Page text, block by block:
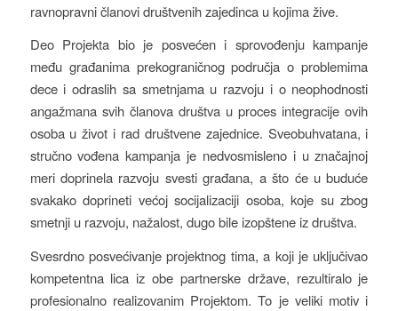
ravnopravni članovi društvenih zajedinca u kojima žive.
Deo Projekta bio je posvećen i sprovođenju kampanje
među građanima prekograničnog područja o problemima
dece i odraslih sa smetnjama u razvoju i o neophodnosti
angažmana svih članova društva u proces integracije ovih
osoba u život i rad društvene zajednice. Sveobuhvatana, i
stručno vođena kampanja je nedvosmisleno i u značajnoj
meri doprinela razvoju svesti građana, a što će u buduće
svakako doprineti većoj socijalizaciji osoba, koje su zbog
smetnji u razvoju, nažalost, dugo bile izopštene iz društva.
Svesrdno posvećivanje projektnog tima, a koji je uključivao
kompetentna lica iz obe partnerske države, rezultiralo je
profesionalno realizovanim Projektom. To je veliki motiv i